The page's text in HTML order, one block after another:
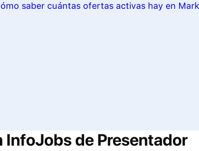
saber cuántas ofertas activas hay en
InfoJobs de Presentador